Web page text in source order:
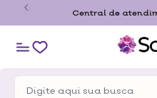
Frete Grátis a partir de